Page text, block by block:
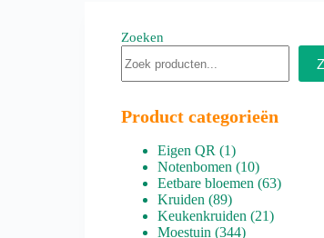
Zoeken
Product categorieën
Eigen QR 11
product
Notenbomen 1010
producten
Eetbare bloemen 6363
Kruiden 8989
producten
Keukenkruiden 2121
Moestuin 344344